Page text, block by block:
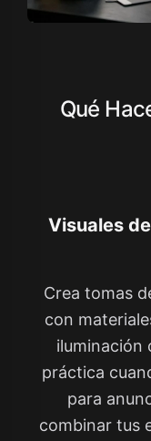
Qué
Visuales
Crea tomas
con
iluminación
práctica
para
combinar tus